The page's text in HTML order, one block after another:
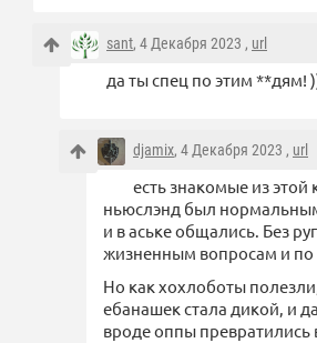
sant, 4 Декабря 2023 , url
да ты спец по этим **дям!
djamix, 4 Декабря 2023 , url
есть знакомые из
ньюслэнд был
и в аське общались. Без
жизненным вопросам и по
Но как хохлоботы
ебанашек стала дикой, и
вроде оппы